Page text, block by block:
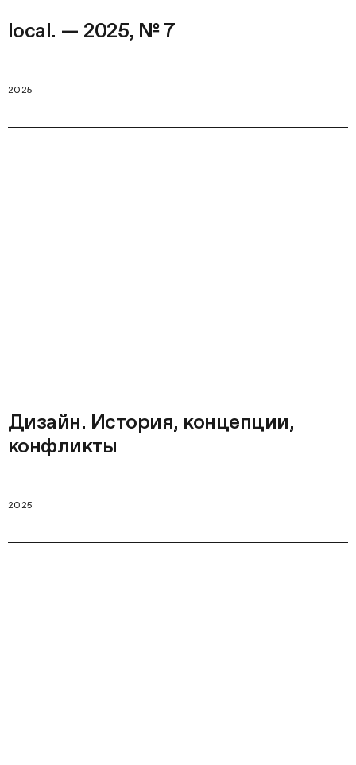
local. — 2025, № 7
2025
Дизайн. История, концепции,
конфликты
2025